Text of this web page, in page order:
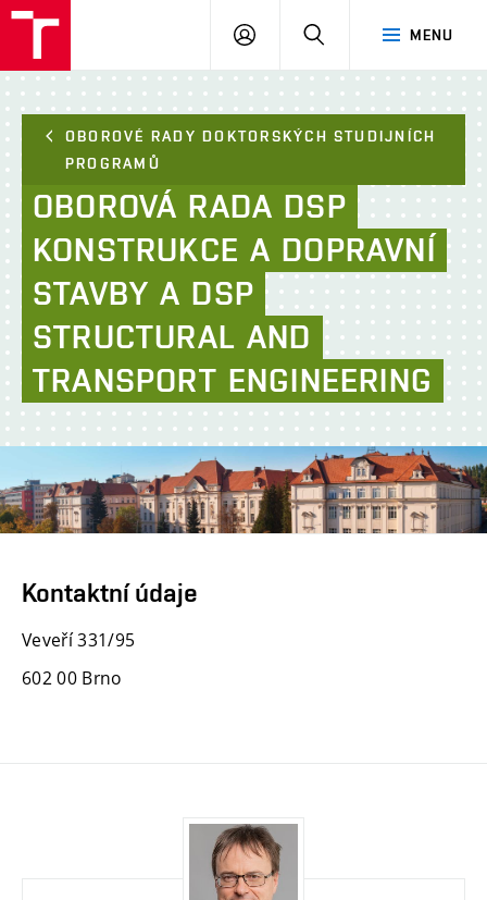
Brno
MENU
PŘIHLÁSIT
OBOROVÉ RADY DOKTORSKÝCH STUDIJNÍCH
PROGRAMŮ​
OBOROVÁ RADA DSP
KONSTRUKCE A DOPRAVNÍ
STAVBY A DSP
STRUCTURAL AND
TRANSPORT ENGINEERING
Kontaktní údaje
Veveří 331/95
602 00 Brno